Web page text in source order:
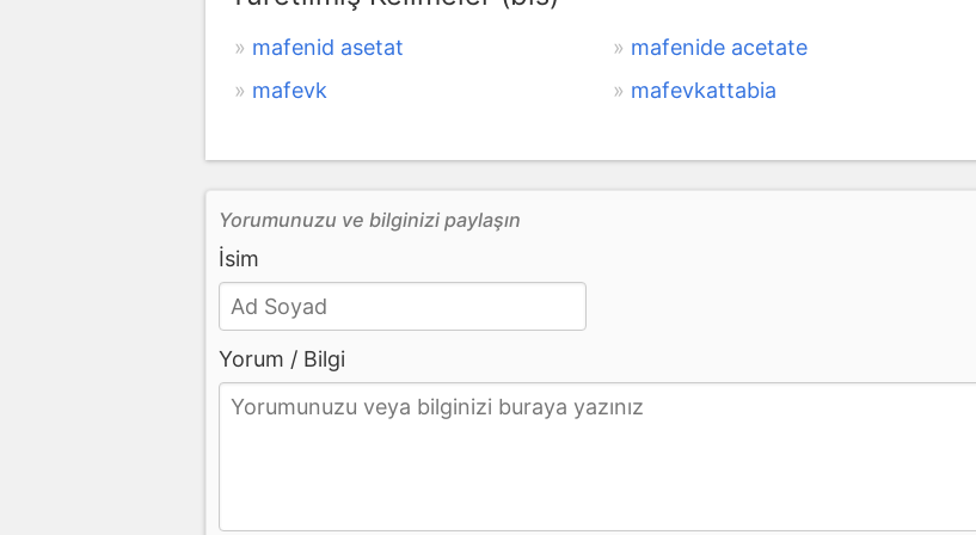
mafenid asetat mafenide acetate
mafevk
mafevkattabia
Yorumunuzu ve bilginizi paylaşın
İsim
Yorum / Bilgi